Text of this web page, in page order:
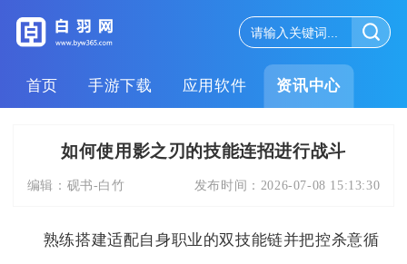
首页 手游下载 应用软件 资讯中心
如何使用影之刃的技能连招进行战斗
编辑： 砚书-白竹 发布时间： 2026-07-08 15:13:30
熟练搭建适配自身职业的双技能链并把控杀意循